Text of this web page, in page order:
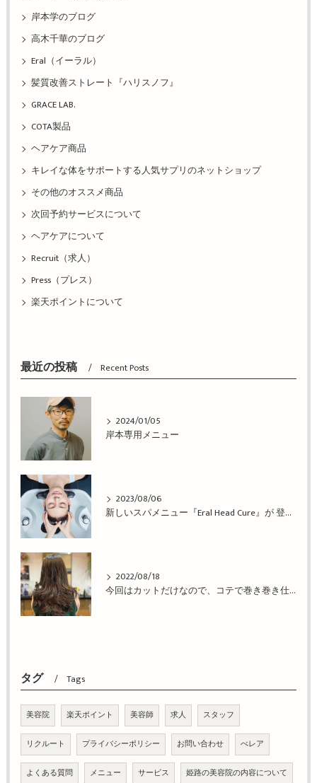
岸本学のブログ
高木千華のブログ
Eral（イーラル）
髪質改善ストレート『ハリスノフ』
GRACE LAB.
COTA製品
ヘアケア商品
キレイな体をサポートする人気サプリのネットショップ
その他のオススメ商品
次回予約サービスについて
ヘアケアについて
Recruit（求人）
Press（プレス）
楽天ポイントについて
最近の投稿 Recent Posts
2024/01/05
岸本専用メニュー
2023/08/06
新しいスパメニュー『Eral Head Cure』が 登場！姫路市の美容院BEREA(ベレア)はお客様のキレイを叶える美容室／ヘアサロン
2022/08/18
今回はカットだけなので、コテで巻き巻き仕上げ！姫路市の美容院BEREA(ベレア)はお客様のキレイを叶える美容室／ヘアサロン
タグ Tags
美容院 楽天ポイント 美容師 求人 スタッフ
リクルート プライバシーポリシー お問い合わせ べレア
よくある質問 メニュー サービス 姫路の美容院の内容について